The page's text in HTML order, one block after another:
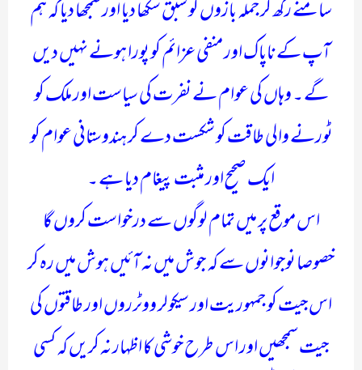
سامنے رکھ کر جملہ بازوں کو سبق سکھا دیا اور سمجھا دیا کہ ہم
آپ کے ناپاک اور منفی عزائم کو پورا ہونے نہیں دیں
گے ۔ وہاں کی عوام نے نفرت کی سیاست اور ملک کو
ٹورنے والی طاقت کو شکست دے کر ہندوستانی عوام کو
ایک صحیح اور مثبت پیغام دیا ہے ۔
اس موقع پر میں تمام لوگوں سے درخواست کروں گا
خصوصا نوجوانوں سے کہ جوش میں نہ آئیں ہوش میں رہ کر
اس جیت کو جمہوریت اور سیکولر ووٹرروں اور طاقتوں کی
جیت سمجھیں اور اس طرح خوشی کا اظہار نہ کریں کہ کسی